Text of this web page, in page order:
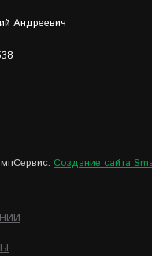
Андреевич
Создание сайта